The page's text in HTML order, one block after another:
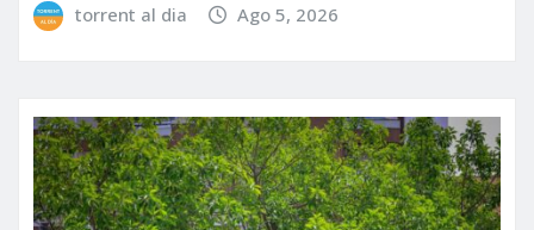
torrent al dia Ago 5, 2026